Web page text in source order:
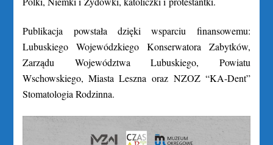
Publikacja powstała dzięki wsparciu finansowemu:
Lubuskiego Wojewódzkiego Konserwatora Zabytków,
Zarządu Województwa Lubuskiego, Powiatu
Wschowskiego, Miasta Leszna oraz NZOZ “KA-Dent”
Stomatologia Rodzinna.